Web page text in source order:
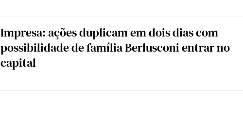
Impresa: ações duplicam em dois dias com
possibilidade de família Berlusconi entrar no
capital